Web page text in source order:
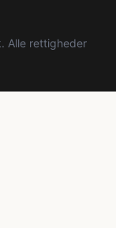
Alle rettigheder